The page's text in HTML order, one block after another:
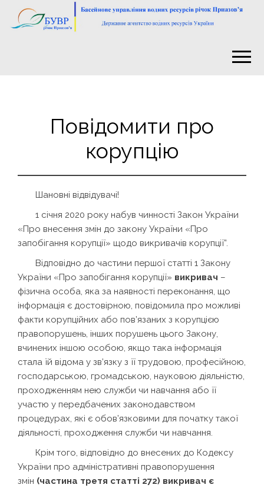
Повідомити про
корупцію
Шановні відвідувачі!
1 січня 2020 року набув чинності Закон України
«Про внесення змін до закону України «Про
запобігання корупції» щодо викривачів корупції”.
Відповідно до частини першої статті 1 Закону
України «Про запобігання корупції» викривач –
фізична особа, яка за наявності переконання, що
інформація є достовірною, повідомила про можливі
факти корупційних або пов’язаних з корупцією
правопорушень, інших порушень цього Закону,
вчинених іншою особою, якщо така інформація
стала їй відома у зв’язку з її трудовою, професійною,
господарською, громадською, науковою діяльністю,
проходженням нею служби чи навчання або її
участю у передбачених законодавством
процедурах, які є обов’язковими для початку такої
діяльності, проходження служби чи навчання.
Крім того, відповідно до внесених до Кодексу
України про адміністративні правопорушення
змін (частина третя статті 272) викривач є